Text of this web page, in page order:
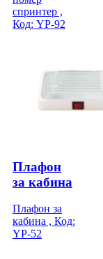
спринтер ,
Код: YP-92
Плафон
за кабина
Плафон за
кабина , Код:
YP-52